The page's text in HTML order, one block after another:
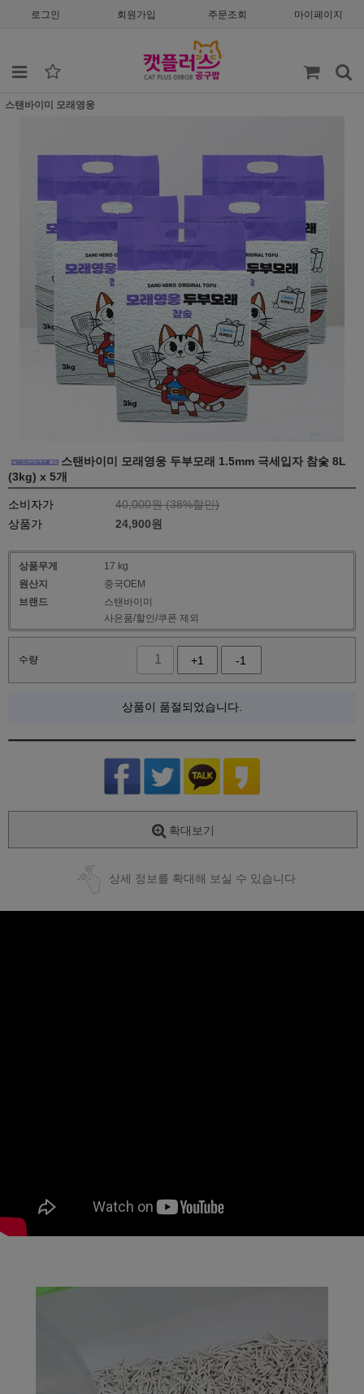
로그인 회원가입 주문조회 마이페이지
스탠바이미 모래영웅
스탠바이미 모래영웅 두부모래 1.5mm 극세입자 참숯 8L
(3kg) x 5개
소비자가 40,000원 (38%할인)
상품가
24,900원
상품무게
17 kg
원산지
중국OEM
브랜드
스탠바이미
사은품/할인/쿠폰 제외
수량 +1 -1
상품이 품절되었습니다.
확대보기
상세 정보를 확대해 보실 수 있습니다